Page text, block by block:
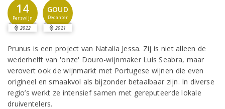
14
Perswijn
2022
GOUD
Decanter
2021
Prunus is een project van Natalia Jessa. Zij is niet alleen de
wederhelft van 'onze' Douro-wijnmaker Luis Seabra, maar
verovert ook de wijnmarkt met Portugese wijnen die even
origineel en smaakvol als bijzonder betaalbaar zijn. In diverse
regio’s werkt ze intensief samen met gereputeerde lokale
druiventelers.